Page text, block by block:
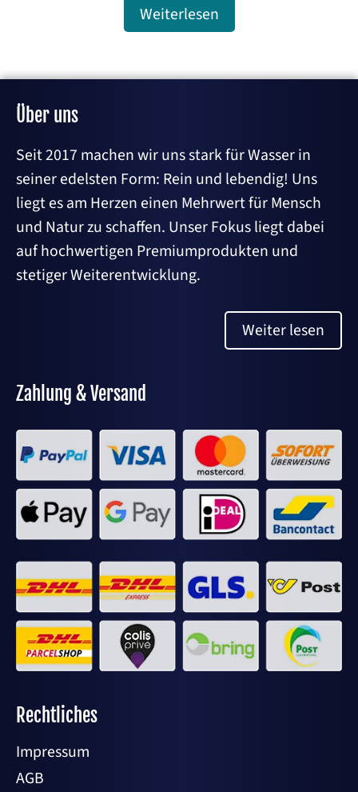
Weiterlesen
Über uns
Seit 2017 machen wir uns stark für Wasser in
seiner edelsten Form: Rein und lebendig! Uns
liegt es am Herzen einen Mehrwert für Mensch
und Natur zu schaffen. Unser Fokus liegt dabei
auf hochwertigen Premiumprodukten und
stetiger Weiterentwicklung.
Weiter lesen
Zahlung & Versand
Rechtliches
Impressum
AGB